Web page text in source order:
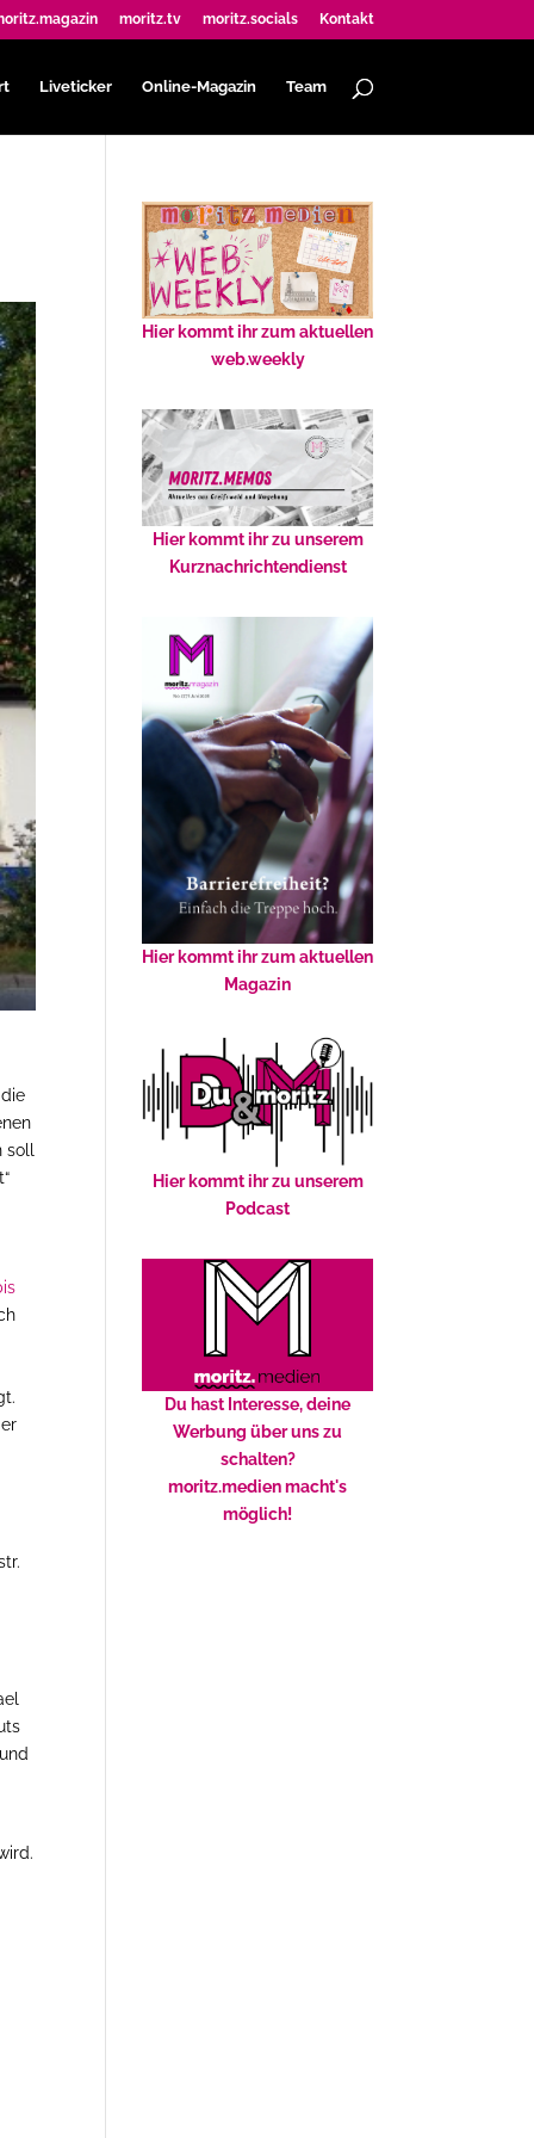
moritz.tv moritz.socials Kontakt
Liveticker Online-Magazin Team
Hier kommt ihr zum aktuellen
web.weekly
Hier kommt ihr zu unserem
Kurznachrichtendienst
Hier kommt ihr zum aktuellen
Magazin
Hier kommt ihr zu unserem
Podcast
Du hast Interesse, deine
Werbung über uns zu
schalten?
moritz.medien macht's
möglich!